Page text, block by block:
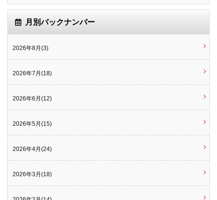
月別バックナンバー
2026年8月(3)
2026年7月(18)
2026年6月(12)
2026年5月(15)
2026年4月(24)
2026年3月(18)